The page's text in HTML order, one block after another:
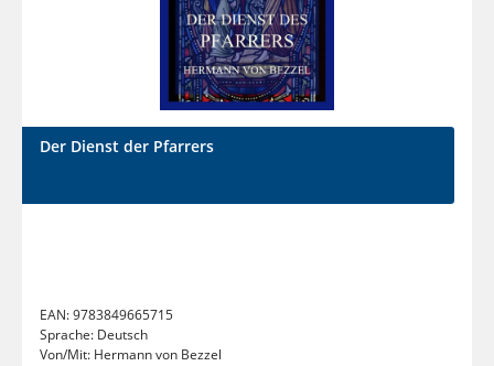
Der Dienst der Pfarrers
EAN:9783849665715
Sprache: Deutsch
Von/Mit: Hermann von Bezzel